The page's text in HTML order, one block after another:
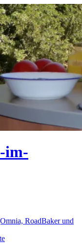
im-
RoadBaker und